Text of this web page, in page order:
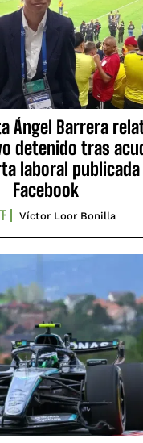
Ángel Barrera
detenido tras
laboral publicada
Facebook
Víctor Loor Bonilla